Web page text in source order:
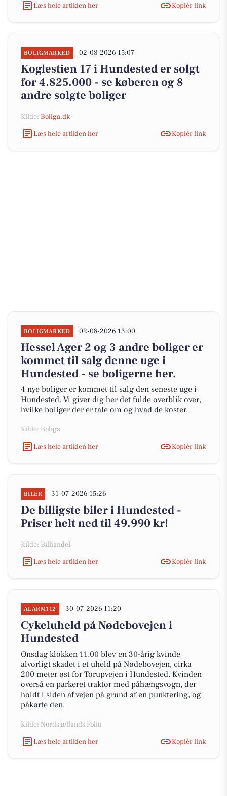
Læs hele artiklen her
Kopiér link
BOLIGMARKED 02-08-2026 15:07
Koglestien 17 i Hundested er solgt
for 4.825.000 - se køberen og 8
andre solgte boliger
Kilde: Boliga.dk
Læs hele artiklen her
Kopiér link
BOLIGMARKED 02-08-2026 13:00
Hessel Ager 2 og 3 andre boliger er
kommet til salg denne uge i
Hundested - se boligerne her.
4 nye boliger er kommet til salg den seneste uge i
Hundested. Vi giver dig her det fulde overblik over,
hvilke boliger der er tale om og hvad de koster.
Kilde: Boliga
Læs hele artiklen her
Kopiér link
BILER 31-07-2026 15:26
De billigste biler i Hundested -
Priser helt ned til 49.990 kr!
Kilde: Bilhandel
Læs hele artiklen her
Kopiér link
ALARM112 30-07-2026 11:20
Cykeluheld på Nødebovejen i
Hundested
Onsdag klokken 11.00 blev en 30-årig kvinde
alvorligt skadet i et uheld på Nødebovejen, cirka
200 meter øst for Torupvejen i Hundested. Kvinden
overså en parkeret traktor med påhængsvogn, der
holdt i siden af vejen på grund af en punktering, og
påkørte den.
Kilde: Nordsjællands Politi
Læs hele artiklen her
Kopiér link